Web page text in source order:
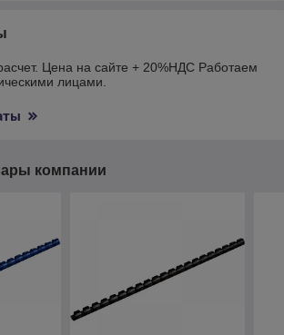
Цена на сайте + 20%НДС Работаем
лицами.
компании